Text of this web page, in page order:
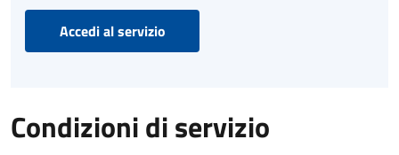
Accedi al servizio
Condizioni di servizio